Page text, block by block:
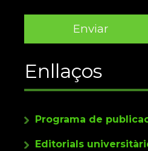
Enllaços
Programa de
Editorials